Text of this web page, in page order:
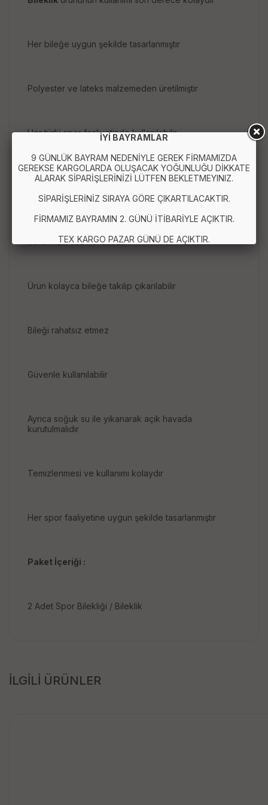
Her bileğe uygun şekilde tasarlanmıştır
Polyester ve lateks malzemeden üretilmiştir
Her türlü spor faaliyetinde kullanılabilir
Bu sayede hem bileklerinizi koruyacak hem de
korunması söz konusudur
Ürün kolayca bileğe takılıp çıkarılabilir
Bileği rahatsız etmez
Güvenle kullanılabilir
Ayrıca soğuk su ile yıkanarak açık havada
kurutulmalıdır
Temizlenmesi ve kullanımı kolaydır
Her spor faaliyetine uygun şekilde tasarlanmıştır
Paket İçeriği :
2 Adet Spor Bilekliği / Bileklik
İLGİLİ ÜRÜNLER
İYİ BAYRAMLAR
9 GÜNLÜK BAYRAM NEDENİYLE GEREK FİRMAMIZDA
GEREKSE KARGOLARDA OLUŞACAK YOĞUNLUĞU DİKKATE
ALARAK SİPARİŞLERİNİZİ LÜTFEN BEKLETMEYINIZ.
SİPARİŞLERİNİZ SIRAYA GÖRE ÇIKARTILACAKTIR.
FİRMAMIZ BAYRAMIN 2. GÜNÜ İTİBARİYLE AÇIKTIR.
TEX KARGO PAZAR GÜNÜ DE AÇIKTIR.